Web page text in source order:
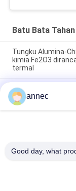
Batu Bata
Tungku Alumina-
kimia Fe2O3
termal
Densitas Bulk 3.3-
tinggi SK36
tahan panas yang
Kekuatan
Brick Bulk Density
annec
Good day, what